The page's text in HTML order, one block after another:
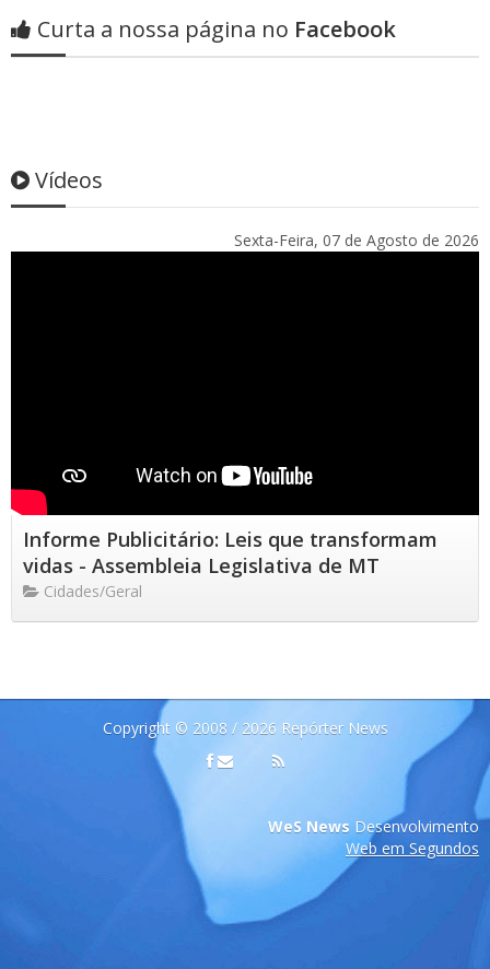
Curta a nossa página no Facebook
Vídeos
Sexta-Feira, 07 de Agosto de 2026
Informe Publicitário: Leis que transformam
vidas - Assembleia Legislativa de MT
Cidades/Geral
Copyright © 2008 / 2026 Repórter News
WeS News Desenvolvimento
Web em Segundos